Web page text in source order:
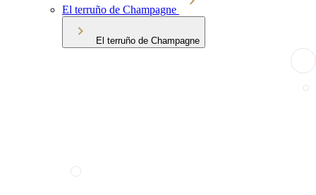
El terruño de Champagne
El terruño de Champagne